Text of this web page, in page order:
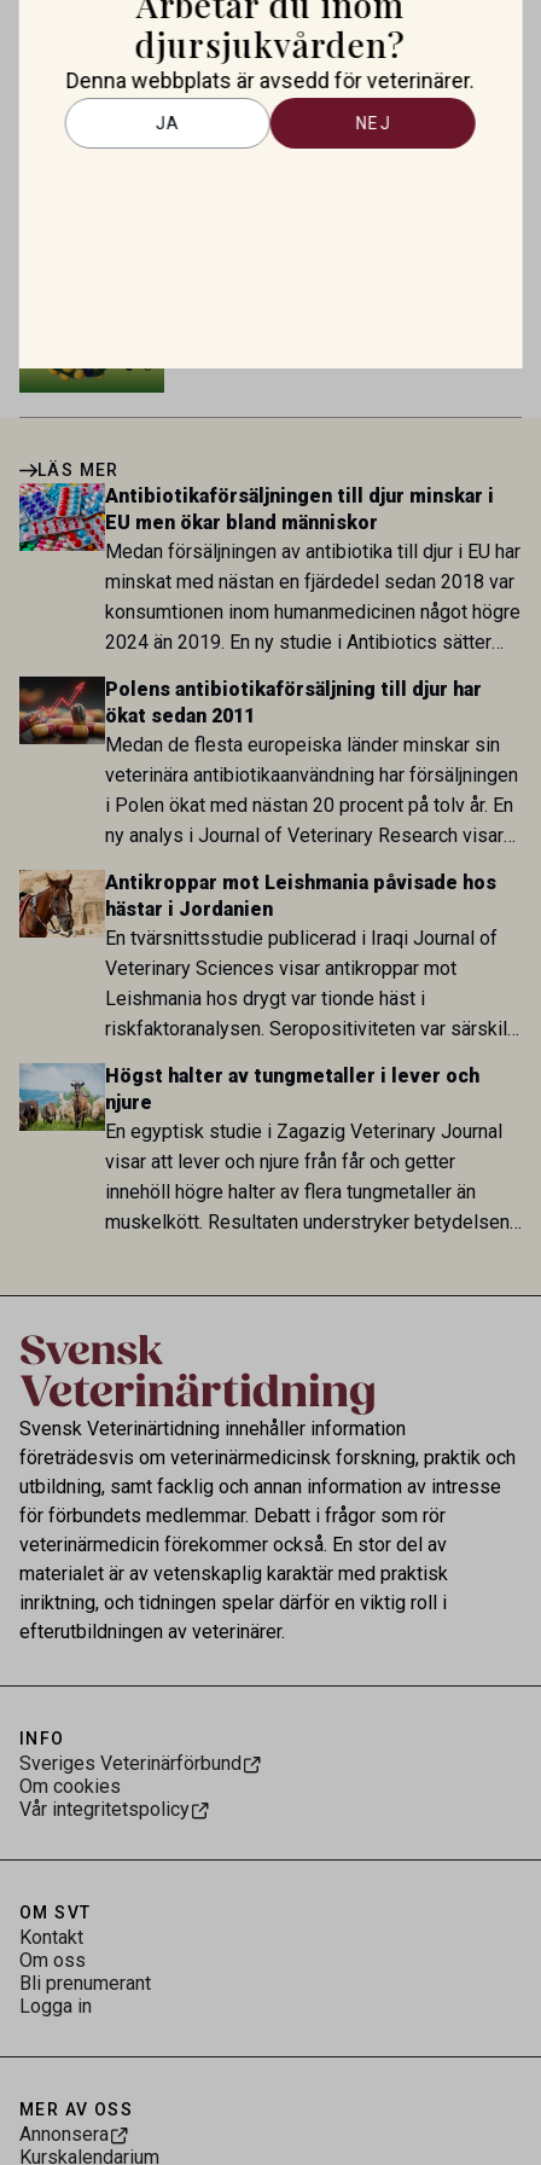
lives for patients and […]
Nytt godkänt läkemedel mot allergisk
dermatit hos hund
LÄS MER
Antibiotikaförsäljningen till djur minskar i
EU men ökar bland människor
Medan försäljningen av antibiotika till djur i EU har
minskat med nästan en fjärdedel sedan 2018 var
konsumtionen inom humanmedicinen något högre
2024 än 2019. En ny studie i Antibiotics sätter
utvecklingen inom de båda sektorerna sida vid
sida och pekar på en obalans i EU:s One Health-
arbete.
Polens antibiotikaförsäljning till djur har
ökat sedan 2011
Medan de flesta europeiska länder minskar sin
veterinära antibiotikaanvändning har försäljningen
i Polen ökat med nästan 20 procent på tolv år. En
ny analys i Journal of Veterinary Research visar
att skillnaden mot lågförbrukarländer som
Sverige är fortsatt stor.
Antikroppar mot Leishmania påvisade hos
hästar i Jordanien
En tvärsnittsstudie publicerad i Iraqi Journal of
Veterinary Sciences visar antikroppar mot
Leishmania hos drygt var tionde häst i
riskfaktoranalysen. Seropositiviteten var särskilt
hög i Zarqa och statistiskt kopplad till bland
annat stallhållning. Resultaten visar att hästarna
har exponerats för parasiten – men inte att de
fungerar som reservoarer eller bidrar till
smittspridning.
Högst halter av tungmetaller i lever och
njure
En egyptisk studie i Zagazig Veterinary Journal
visar att lever och njure från får och getter
innehöll högre halter av flera tungmetaller än
muskelkött. Resultaten understryker betydelsen
Svensk Veterinärtidning innehåller information
företrädesvis om veterinärmedicinsk forskning, praktik och
utbildning, samt facklig och annan information av intresse
för förbundets medlemmar. Debatt i frågor som rör
veterinärmedicin förekommer också. En stor del av
materialet är av vetenskaplig karaktär med praktisk
inriktning, och tidningen spelar därför en viktig roll i
efterutbildningen av veterinärer.
INFO
Sveriges Veterinärförbund
Om cookies
Vår integritetspolicy
OM SVT
Kontakt
Om oss
Bli prenumerant
Logga in
MER AV OSS
Annonsera
Kurskalendarium
djursjukvården?
Denna webbplats är avsedd för veterinärer.
JA NEJ